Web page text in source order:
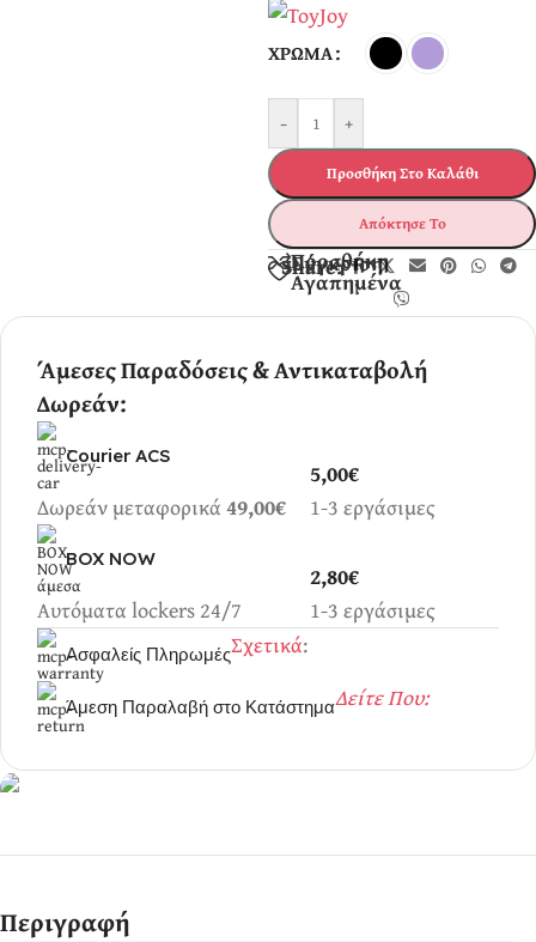
ΧΡΏΜΑ
- +
Προσθήκη Στο Καλάθι
Απόκτησε Το
Σύγκριση
Προσθήκη
Αγαπημένα
Share:
Άμεσες Παραδόσεις & Αντικαταβολή
Δωρεάν:
Courier ACS
Δωρεάν μεταφορικά49,00€ 1-3 εργάσιμες
5,00€
BOX NOW
Αυτόματα lockers 24/7 1-3 εργάσιμες
2,80€
Ασφαλείς ΠληρωμέςΣχετικά:
Άμεση Παραλαβή στο ΚατάστημαΔείτε Που:
Ερωτικά Παιχνίδια
Friday!
Περιγραφή